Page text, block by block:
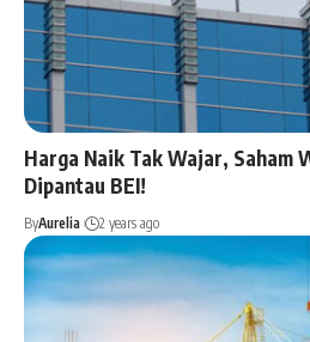
Harga Naik Tak Wajar, Saham
Dipantau BEI!
ByAurelia 2 years ago